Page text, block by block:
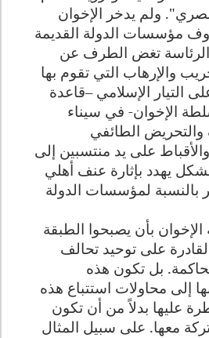
ولم يدخر الإخوان
مؤسسات الدولة القديمة
تغض الطرف عن
والإرهاب التي تقوم بها
التيار الإسلامي –قاعدة
الإخوان- في سيناء
والتحريض الطائفي
على يد منتسبين إلى
بشكل يهدد بإثارة عنف أهلي
لمؤسسات الدولة
بأن يصبحوا الطبقة
على توحيد تحالف
بل تكون هذه
إلى محاولات استتباع هذه
عليها بدلاً من أن تكون
معها. على سبيل المثال